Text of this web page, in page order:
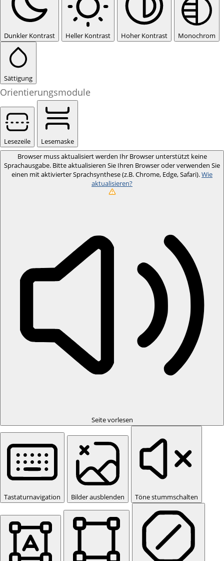
Dunkler Kontrast Heller Kontrast Hoher Kontrast Monochrom
Sättigung
Orientierungsmodule
Lesezeile
Lesemaske
Browser muss aktualisiert werden Ihr Browser unterstützt keine
Sprachausgabe. Bitte aktualisieren Sie Ihren Browser oder verwenden Sie
einen mit aktivierter Sprachsynthese (z.B. Chrome, Edge, Safari).Wie
aktualisieren?
Seite vorlesen
Tastaturnavigation Bilder ausblenden Töne stummschalten